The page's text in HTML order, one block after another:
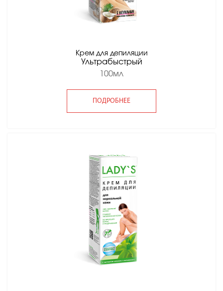
Крем для депиляции
Ультрабыстрый
100мл
ПОДРОБНЕЕ